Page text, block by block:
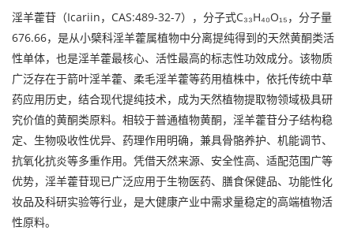
淫羊藿苷（Icariin，CAS:489-32-7），分子式C₃₃H₄₀O₁₅，分子量
676.66，是从小檗科淫羊藿属植物中分离提纯得到的天然黄酮类活
性单体，也是淫羊藿最核心、活性最高的标志性功效成分。该物质
广泛存在于箭叶淫羊藿、柔毛淫羊藿等药用植株中，依托传统中草
药应用历史，结合现代提纯技术，成为天然植物提取物领域极具研
究价值的黄酮类原料。相较于普通植物黄酮，淫羊藿苷分子结构稳
定、生物吸收性优异、药理作用明确，兼具骨骼养护、机能调节、
抗氧化抗炎等多重作用。凭借天然来源、安全性高、适配范围广等
优势，淫羊藿苷现已广泛应用于生物医药、膳食保健品、功能性化
妆品及科研实验等行业，是大健康产业中需求量稳定的高端植物活
性原料。